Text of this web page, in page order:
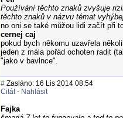
Používání těchto znaků zvyšuje
těchto znaků v názvu témat
no oni se také můžou lidi začít při
cernej caj
pokud bych někomu uzavřela
jeden z mála pořád ochoten radit
"jako v bavlnce".
# Zasláno: 16 Lis 2014 08:54
Citát- Nahlásit
Fajka